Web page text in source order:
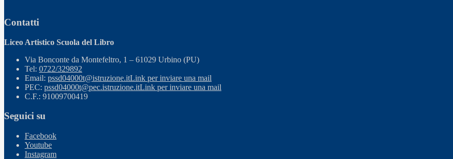
Contatti
Liceo Artistico Scuola del Libro
Via Bonconte da Montefeltro, 1 – 61029 Urbino (PU)
Tel: 0722/329892
Email: pssd04000t@istruzione.itLink per inviare una mail
PEC: pssd04000t@pec.istruzione.itLink per inviare una mail
C.F.: 91009700419
Seguici su
Facebook
Youtube
Instagram